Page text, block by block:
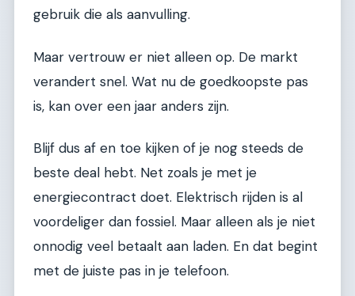
gebruik die als aanvulling.
Maar vertrouw er niet alleen op. De markt
verandert snel. Wat nu de goedkoopste pas
is, kan over een jaar anders zijn.
Blijf dus af en toe kijken of je nog steeds de
beste deal hebt. Net zoals je met je
energiecontract doet. Elektrisch rijden is al
voordeliger dan fossiel. Maar alleen als je niet
onnodig veel betaalt aan laden. En dat begint
met de juiste pas in je telefoon.